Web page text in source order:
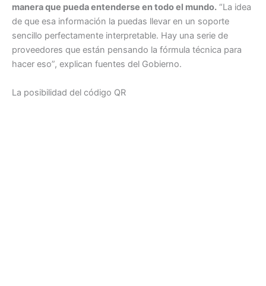
manera que pueda entenderse en todo el mundo. “La idea
de que esa información la puedas llevar en un soporte
sencillo perfectamente interpretable. Hay una serie de
proveedores que están pensando la fórmula técnica para
hacer eso”, explican fuentes del Gobierno.
La posibilidad del código QR